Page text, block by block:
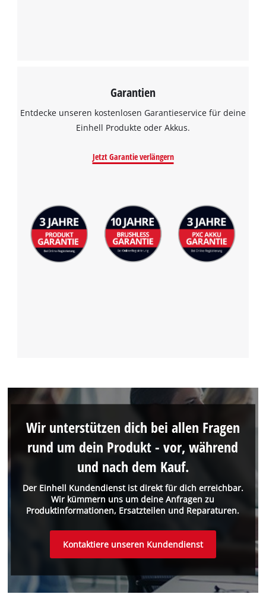
Garantien
Entdecke unseren kostenlosen Garantieservice für deine
Einhell Produkte oder Akkus.
Jetzt Garantie verlängern
Der Einhell Kundendienst ist direkt für dich erreichbar.
Wir kümmern uns um deine Anfragen zu
Produktinformationen, Ersatzteilen und Reparaturen.
Wir unterstützen dich bei allen Fragen
rund um dein Produkt - vor, während
und nach dem Kauf.
Kontaktiere unseren Kundendienst